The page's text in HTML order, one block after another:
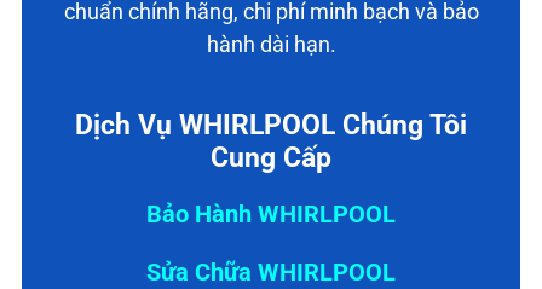
chuẩn chính hãng, chi phí minh bạch và bảo
hành dài hạn.
Dịch Vụ WHIRLPOOL Chúng Tôi
Cung Cấp
Bảo Hành WHIRLPOOL
Sửa Chữa WHIRLPOOL